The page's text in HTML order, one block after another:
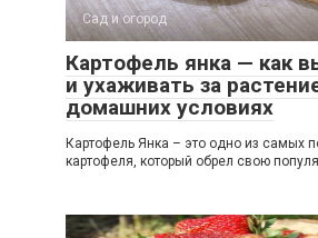
Сад и огород
Картофель янка — как
и ухаживать за
домашних условиях
Картофель Янка – это одно из самых
картофеля, который обрел свою